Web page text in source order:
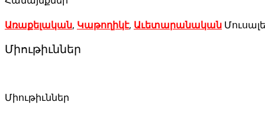
Առաքելական, Կաթողիկէ, Աւետարանական
Միութիւններ
Միութիւններ